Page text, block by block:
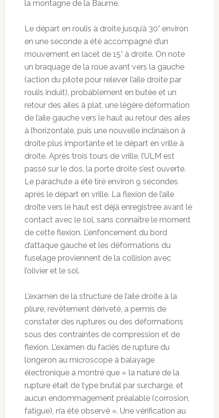
la montagne de la Baume.
Le départ en roulis à droite jusqu’à 30° environ
en une seconde a été accompagné d’un
mouvement en lacet de 15° à droite. On note
un braquage de la roue avant vers la gauche
(action du pilote pour relever l’aile droite par
roulis induit), probablement en butée et un
retour des ailes à plat, une légère déformation
de l’aile gauche vers le haut au retour des ailes
à l’horizontale, puis une nouvelle inclinaison à
droite plus importante et le départ en vrille à
droite. Après trois tours de vrille, l’ULM est
passé sur le dos, la porte droite s’est ouverte.
Le parachute a été tiré environ 9 secondes
après le départ en vrille. La flexion de l’aile
droite vers le haut est déjà enregistrée avant le
contact avec le sol, sans connaître le moment
de cette flexion. L’enfoncement du bord
d’attaque gauche et les déformations du
fuselage proviennent de la collision avec
l’olivier et le sol.
L’examen de la structure de l’aile droite à la
pliure, revêtement dériveté, a permis de
constater des ruptures ou des déformations
sous des contraintes de compression et de
flexion. L’examen du faciès de rupture du
longeron au microscope à balayage
électronique a montré que « la nature de la
rupture était de type brutal par surcharge, et
aucun endommagement préalable (corrosion,
fatigue), n’a été observé ». Une vérification au